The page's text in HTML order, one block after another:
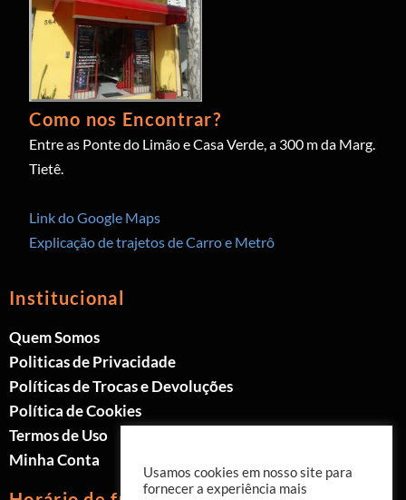
Como nos Encontrar?
Entre as Ponte do Limão e Casa Verde, a 300 m da Marg.
Tietê.
Link do Google Maps
Explicação de trajetos de Carro e Metrô
Institucional
Quem Somos
Politicas de Privacidade
Políticas de Trocas e Devoluções
Política de Cookies
Termos de Uso
Minha Conta
Usamos cookies em nosso site para
fornecer a experiência mais